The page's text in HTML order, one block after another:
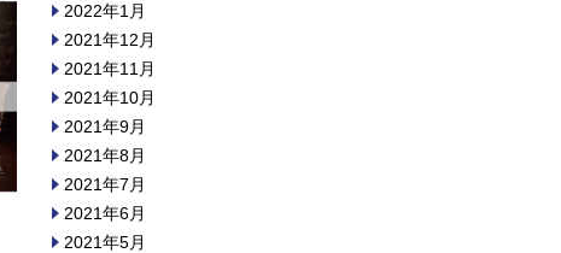
2022年1月
2021年12月
2021年11月
2021年10月
2021年9月
2021年8月
2021年7月
2021年6月
2021年5月